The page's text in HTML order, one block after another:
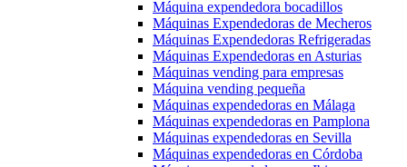
Máquina expendedora bocadillos
Máquinas Expendedoras de Mecheros
Máquinas Expendedoras Refrigeradas
Máquinas Expendedoras en Asturias
Máquinas vending para empresas
Máquina vending pequeña
Máquinas expendedoras en Málaga
Máquinas expendedoras en Pamplona
Máquinas expendedoras en Sevilla
Máquinas expendedoras en Córdoba